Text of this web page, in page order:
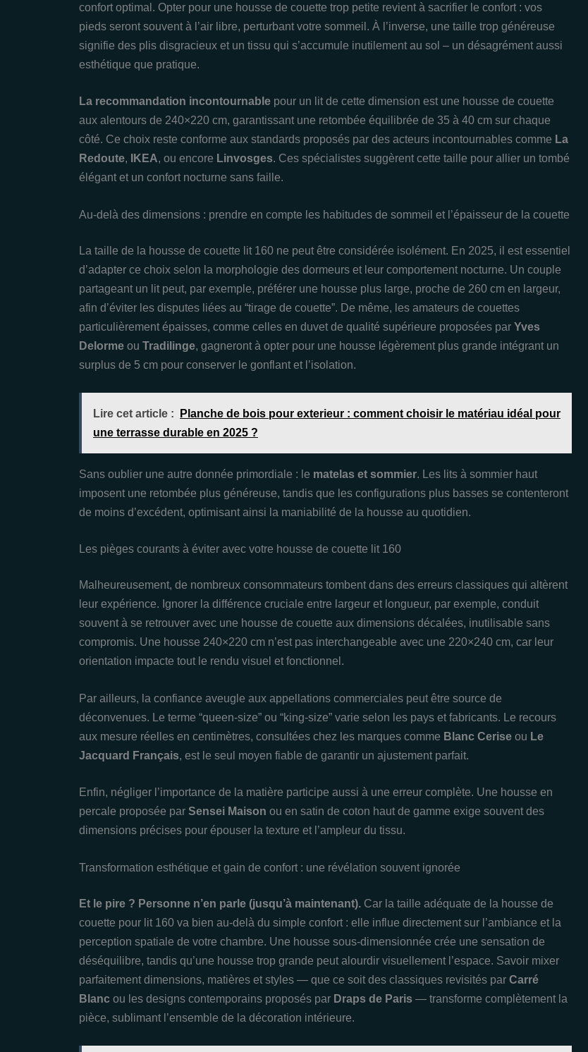
confort optimal. Opter pour une housse de couette trop petite revient à sacrifier le confort : vos
pieds seront souvent à l’air libre, perturbant votre sommeil. À l’inverse, une taille trop généreuse
signifie des plis disgracieux et un tissu qui s’accumule inutilement au sol – un désagrément aussi
esthétique que pratique.
La recommandation incontournable pour un lit de cette dimension est une housse de couette
aux alentours de 240×220 cm, garantissant une retombée équilibrée de 35 à 40 cm sur chaque
côté. Ce choix reste conforme aux standards proposés par des acteurs incontournables comme La
Redoute, IKEA, ou encore Linvosges. Ces spécialistes suggèrent cette taille pour allier un tombé
élégant et un confort nocturne sans faille.
Au-delà des dimensions : prendre en compte les habitudes de sommeil et l’épaisseur de la couette
La taille de la housse de couette lit 160 ne peut être considérée isolément. En 2025, il est essentiel
d’adapter ce choix selon la morphologie des dormeurs et leur comportement nocturne. Un couple
partageant un lit peut, par exemple, préférer une housse plus large, proche de 260 cm en largeur,
afin d’éviter les disputes liées au “tirage de couette”. De même, les amateurs de couettes
particulièrement épaisses, comme celles en duvet de qualité supérieure proposées par Yves
Delorme ou Tradilinge, gagneront à opter pour une housse légèrement plus grande intégrant un
surplus de 5 cm pour conserver le gonflant et l’isolation.
Lire cet article :
Planche de bois pour exterieur : comment choisir le matériau idéal pour
une terrasse durable en 2025 ?
Sans oublier une autre donnée primordiale : le matelas et sommier. Les lits à sommier haut
imposent une retombée plus généreuse, tandis que les configurations plus basses se contenteront
de moins d’excédent, optimisant ainsi la maniabilité de la housse au quotidien.
Les pièges courants à éviter avec votre housse de couette lit 160
Malheureusement, de nombreux consommateurs tombent dans des erreurs classiques qui altèrent
leur expérience. Ignorer la différence cruciale entre largeur et longueur, par exemple, conduit
souvent à se retrouver avec une housse de couette aux dimensions décalées, inutilisable sans
compromis. Une housse 240×220 cm n’est pas interchangeable avec une 220×240 cm, car leur
orientation impacte tout le rendu visuel et fonctionnel.
Par ailleurs, la confiance aveugle aux appellations commerciales peut être source de
déconvenues. Le terme “queen-size” ou “king-size” varie selon les pays et fabricants. Le recours
aux mesure réelles en centimètres, consultées chez les marques comme Blanc Cerise ou Le
Jacquard Français, est le seul moyen fiable de garantir un ajustement parfait.
Enfin, négliger l’importance de la matière participe aussi à une erreur complète. Une housse en
percale proposée par Sensei Maison ou en satin de coton haut de gamme exige souvent des
dimensions précises pour épouser la texture et l’ampleur du tissu.
Transformation esthétique et gain de confort : une révélation souvent ignorée
Et le pire ? Personne n’en parle (jusqu’à maintenant). Car la taille adéquate de la housse de
couette pour lit 160 va bien au-delà du simple confort : elle influe directement sur l’ambiance et la
perception spatiale de votre chambre. Une housse sous-dimensionnée crée une sensation de
déséquilibre, tandis qu’une housse trop grande peut alourdir visuellement l’espace. Savoir mixer
parfaitement dimensions, matières et styles — que ce soit des classiques revisités par Carré
Blanc ou les designs contemporains proposés par Draps de Paris — transforme complètement la
pièce, sublimant l’ensemble de la décoration intérieure.